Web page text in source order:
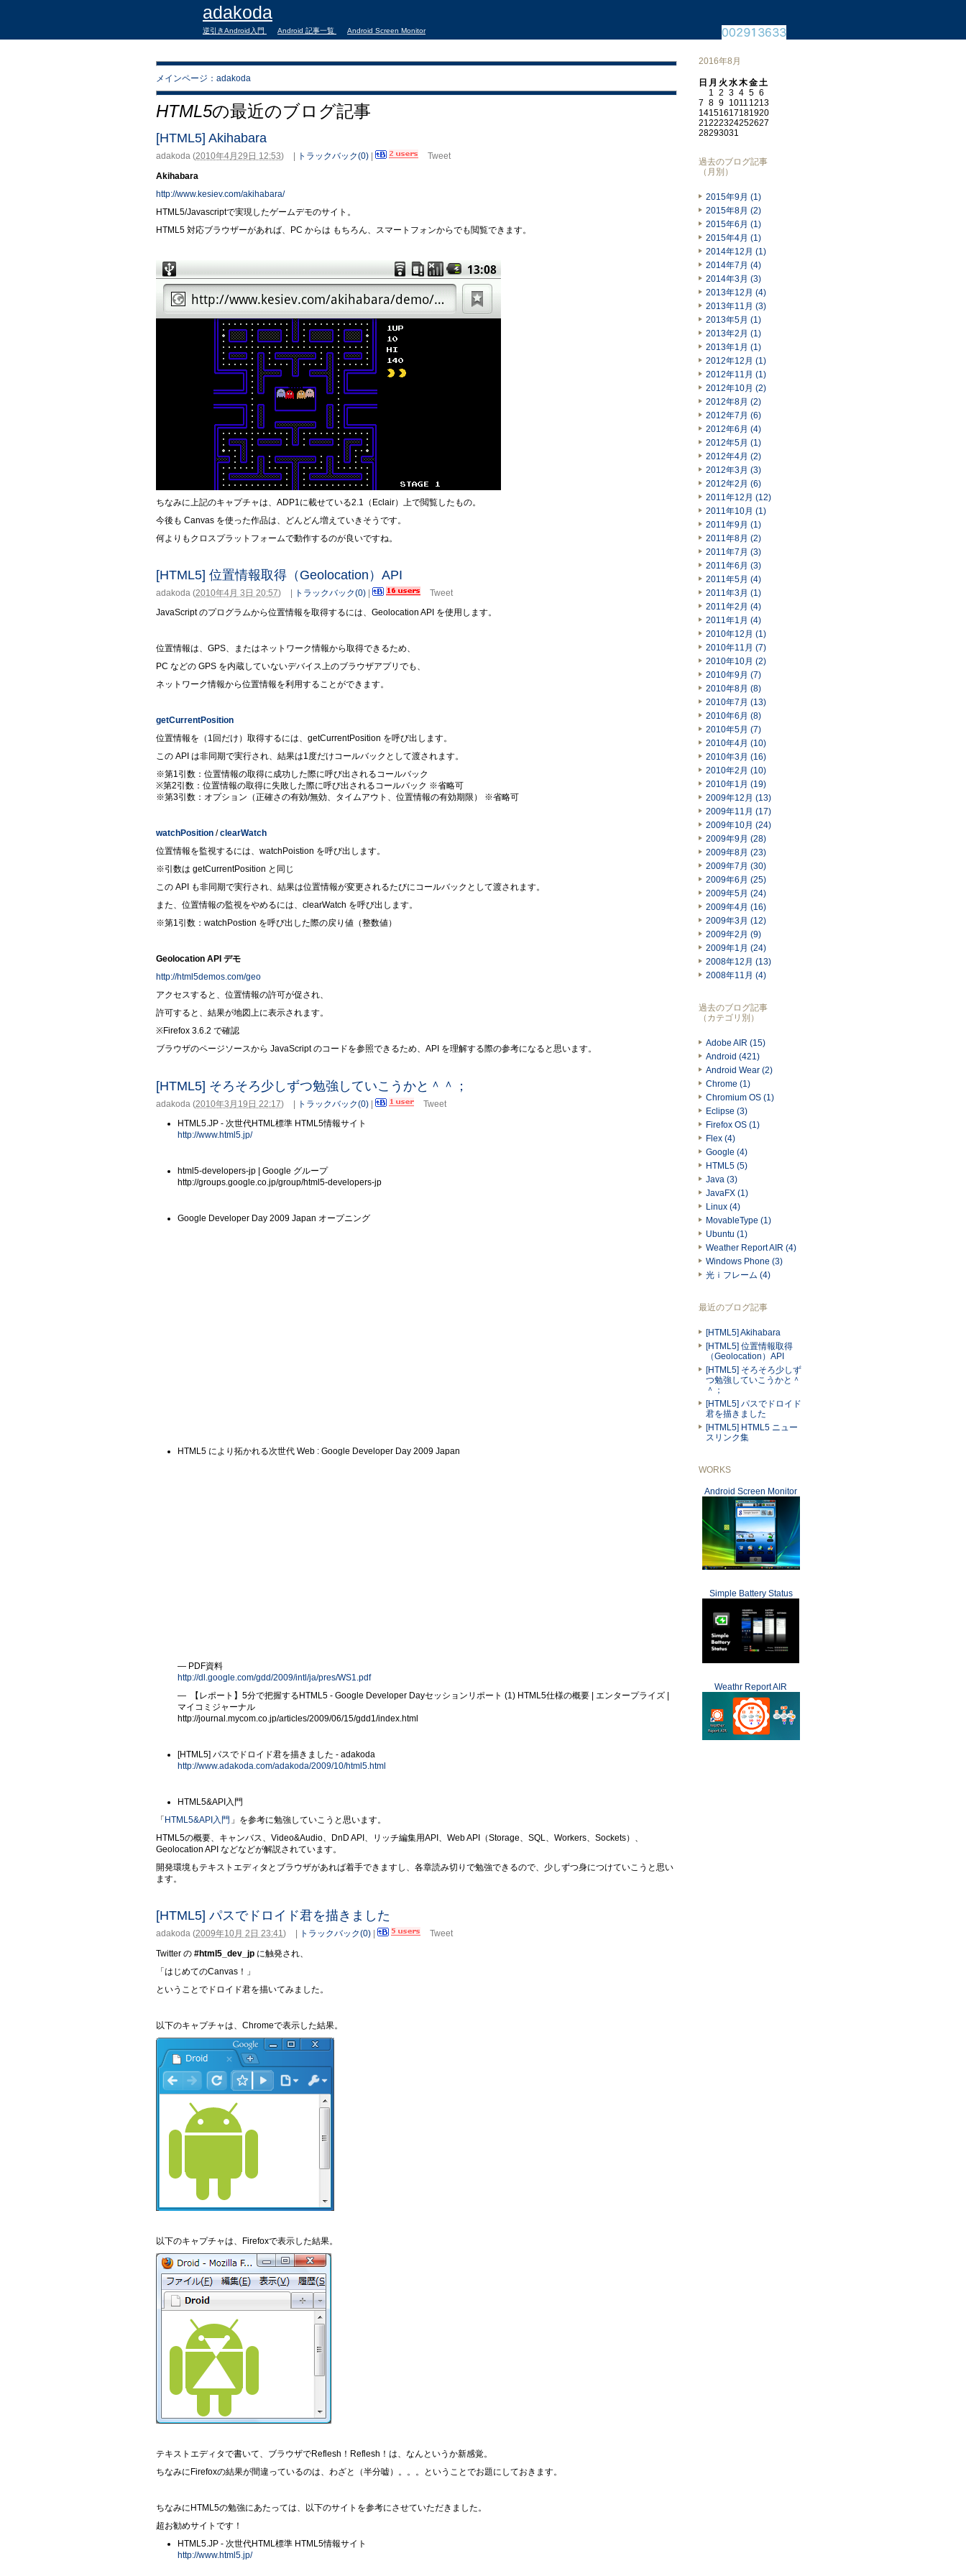
adakoda
逆引きAndroid入門 Android 記事一覧 Android Screen Monitor
メインページ：adakoda
HTML5の最近のブログ記事
[HTML5] Akihabara
adakoda (2010年4月29日 12:53) トラックバック(0)
Tweet
Akihabara
http://www.kesiev.com/akihabara/
HTML5/Javascriptで実現したゲームデモのサイト。
HTML5 対応ブラウザーがあれば、PC からは もちろん、スマートフォンからでも閲覧できます。
ちなみに上記のキャプチャは、ADP1に載せている2.1（Eclair）上で閲覧したもの。
今後も Canvas を使った作品は、どんどん増えていきそうです。
何よりもクロスプラットフォームで動作するのが良いですね。
[HTML5] 位置情報取得（Geolocation）API
adakoda (2010年4月 3日 20:57) | トラックバック(0) |
Tweet
JavaScript のプログラムから位置情報を取得するには、Geolocation API を使用します。
位置情報は、GPS、またはネットワーク情報から取得できるため、
PC などの GPS を内蔵していないデバイス上のブラウザアプリでも、
ネットワーク情報から位置情報を利用することができます。
getCurrentPosition
位置情報を（1回だけ）取得するには、getCurrentPosition を呼び出します。
この API は非同期で実行され、結果は1度だけコールバックとして渡されます。
※第1引数：位置情報の取得に成功した際に呼び出されるコールバック
※第2引数：位置情報の取得に失敗した際に呼び出されるコールバック ※省略可
※第3引数：オプション（正確さの有効/無効、タイムアウト、位置情報の有効期限） ※省略可
watchPosition /clearWatch
位置情報を監視するには、watchPoistion を呼び出します。
※引数は getCurrentPosition と同じ
この API も非同期で実行され、結果は位置情報が変更されるたびにコールバックとして渡されます。
また、位置情報の監視をやめるには、clearWatch を呼び出します。
※第1引数：watchPostion を呼び出した際の戻り値（整数値）
Geolocation API デモ
http://html5demos.com/geo
アクセスすると、位置情報の許可が促され、
許可すると、結果が地図上に表示されます。
※Firefox 3.6.2 で確認
ブラウザのページソースから JavaScript のコードを参照できるため、API を理解する際の参考になると思います。
[HTML5] そろそろ少しずつ勉強していこうかと＾＾；
adakoda (2010年3月19日 22:17) | トラックバック(0) |
Tweet
HTML5.JP - 次世代HTML標準 HTML5情報サイト
http://www.html5.jp/
html5-developers-jp | Google グループ
http://groups.google.co.jp/group/html5-developers-jp
Google Developer Day 2009 Japan オープニング
HTML5 により拓かれる次世代 Web : Google Developer Day 2009 Japan
― PDF資料
http://dl.google.com/gdd/2009/intl/ja/pres/WS1.pdf
― 【レポート】5分で把握するHTML5 - Google Developer Dayセッションリポート (1) HTML5仕様の概要 | エンタープライズ |
マイコミジャーナル
http://journal.mycom.co.jp/articles/2009/06/15/gdd1/index.html
[HTML5] パスでドロイド君を描きました - adakoda
http://www.adakoda.com/adakoda/2009/10/html5.html
HTML5&API入門
「 HTML5&API入門 」を参考に勉強していこうと思います。
HTML5の概要、キャンバス、Video&Audio、DnD API、リッチ編集用API、Web API（Storage、SQL、Workers、Sockets）、
Geolocation API などなどが解説されています。
開発環境もテキストエディタとブラウザがあれば着手できますし、各章読み切りで勉強できるので、少しずつ身につけていこうと思い
ます。
[HTML5] パスでドロイド君を描きました
adakoda (2009年10月 2日 23:41) トラックバック(0)
Tweet
Twitter の #html5_dev_jp に触発され、
「はじめてのCanvas！」
ということでドロイド君を描いてみました。
以下のキャプチャは、Chromeで表示した結果。
以下のキャプチャは、Firefoxで表示した結果。
テキストエディタで書いて、ブラウザでReflesh！Reflesh！は、なんというか新感覚。
ちなみにFirefoxの結果が間違っているのは、わざと（半分嘘）。。。ということでお題にしておきます。
ちなみにHTML5の勉強にあたっては、以下のサイトを参考にさせていただきました。
超お勧めサイトです！
HTML5.JP - 次世代HTML標準 HTML5情報サイト
http://www.html5.jp/
2016年8月
日 月 火 水木金土
1 2 3 4 5 6
7 8 9 1011 1213
14151617181920
21222324252627
28293031
過去のブログ記事
（月別）
2015年9月 (1)
2015年8月 (2)
2015年6月 (1)
2015年4月 (1)
2014年12月 (1)
2014年7月 (4)
2014年3月 (3)
2013年12月 (4)
2013年11月 (3)
2013年5月 (1)
2013年2月 (1)
2013年1月 (1)
2012年12月 (1)
2012年11月 (1)
2012年10月 (2)
2012年8月 (2)
2012年7月 (6)
2012年6月 (4)
2012年5月 (1)
2012年4月 (2)
2012年3月 (3)
2012年2月 (6)
2011年12月 (12)
2011年10月 (1)
2011年9月 (1)
2011年8月 (2)
2011年7月 (3)
2011年6月 (3)
2011年5月 (4)
2011年3月 (1)
2011年2月 (4)
2011年1月 (4)
2010年12月 (1)
2010年11月 (7)
2010年10月 (2)
2010年9月 (7)
2010年8月 (8)
2010年7月 (13)
2010年6月 (8)
2010年5月 (7)
2010年4月 (10)
2010年3月 (16)
2010年2月 (10)
2010年1月 (19)
2009年12月 (13)
2009年11月 (17)
2009年10月 (24)
2009年9月 (28)
2009年8月 (23)
2009年7月 (30)
2009年6月 (25)
2009年5月 (24)
2009年4月 (16)
2009年3月 (12)
2009年2月 (9)
2009年1月 (24)
2008年12月 (13)
2008年11月 (4)
過去のブログ記事
（カテゴリ別）
Adobe AIR (15)
Android (421)
Android Wear (2)
Chrome (1)
Chromium OS (1)
Eclipse (3)
Firefox OS (1)
Flex (4)
Google (4)
HTML5 (5)
Java (3)
JavaFX (1)
Linux (4)
MovableType (1)
Ubuntu (1)
Weather Report AIR (4)
Windows Phone (3)
光ｉフレーム (4)
最近のブログ記事
[HTML5] Akihabara
[HTML5] 位置情報取得
（Geolocation）API
[HTML5] そろそろ少しず
つ勉強していこうかと＾
＾；
[HTML5] パスでドロイド
君を描きました
[HTML5] HTML5 ニュー
スリンク集
WORKS
Android Screen Monitor
Simple Battery Status
Weathr Report AIR